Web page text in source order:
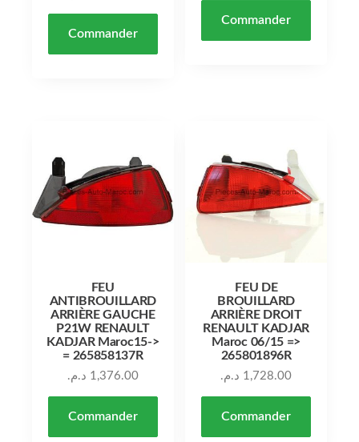
Commander
Commander
FEU
ANTIBROUILLARD
ARRIÈRE GAUCHE
P21W RENAULT
KADJAR Maroc15->
= 265858137R
1,376.00 د.م.
Commander
FEU DE
BROUILLARD
ARRIÈRE DROIT
RENAULT KADJAR
Maroc 06/15 =>
265801896R
1,728.00 د.م.
Commander